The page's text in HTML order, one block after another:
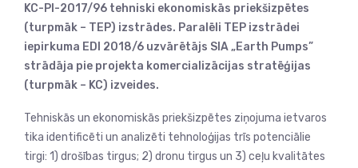
KC-PI-2017/96 tehniski ekonomiskās priekšizpētes
(turpmāk – TEP) izstrādes. Paralēli TEP izstrādei
iepirkuma EDI 2018/6 uzvārētājs SIA „Earth Pumps”
strādāja pie projekta komercializācijas stratēģijas
(turpmāk – KC) izveides.
Tehniskās un ekonomiskās priekšizpētes ziņojuma ietvaros
tika identificēti un analizēti tehnoloģijas trīs potenciālie
tirgi: 1) drošības tirgus; 2) dronu tirgus un 3) ceļu kvalitātes